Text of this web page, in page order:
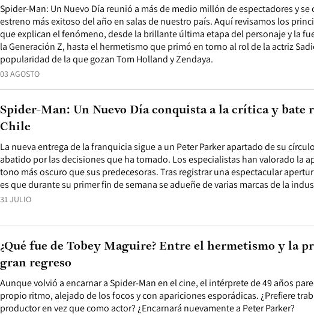
03 AGOSTO
Spider-Man: Un Nuevo Día reunió a más de medio millón de espectadores y
estreno más exitoso del año en salas de nuestro país. Aquí revisamos los
que explican el fenómeno, desde la brillante última etapa del personaje y la
la Generación Z, hasta el hermetismo que primó en torno al rol de la actriz
popularidad de la que gozan Tom Holland y Zendaya.
31 JULIO
La nueva entrega de la franquicia sigue a un Peter Parker apartado de su
abatido por las decisiones que ha tomado. Los especialistas han valorado la
tono más oscuro que sus predecesoras. Tras registrar una espectacular
es que durante su primer fin de semana se adueñe de varias marcas de la
Spider-Man: Un Nuevo Día conquista a la crítica y bate
Chile
Aunque volvió a encarnar a Spider-Man en el cine, el intérprete de 49 años
propio ritmo, alejado de los focos y con apariciones esporádicas. ¿Prefiere
productor en vez que como actor? ¿Encarnará nuevamente a Peter Parker?
¿Qué fue de Tobey Maguire? Entre el hermetismo y la
gran regreso